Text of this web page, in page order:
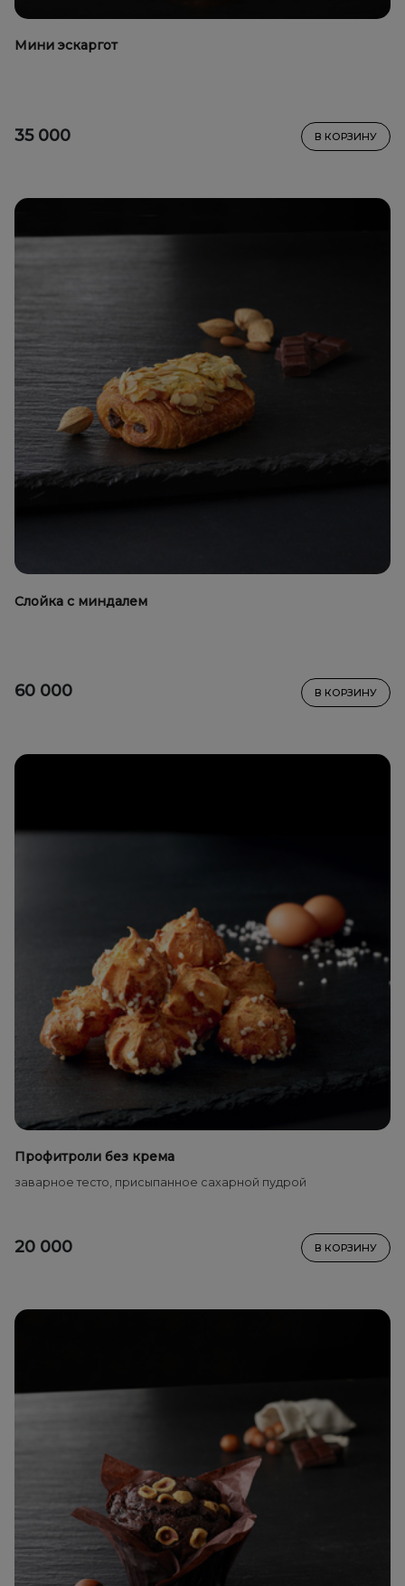
Мини эскаргот
35 000 В КОРЗИНУ
Слойка с миндалем
60 000 В КОРЗИНУ
Профитроли без крема
заварное тесто, присыпанное сахарной пудрой
20 000 В КОРЗИНУ